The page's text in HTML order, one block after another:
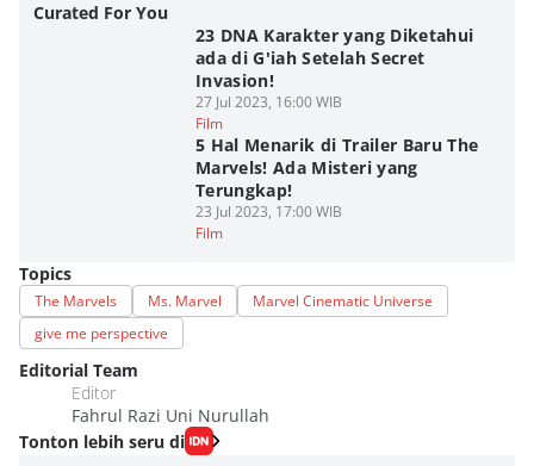
Curated For You
23 DNA Karakter yang Diketahui
ada di G'iah Setelah Secret
Invasion!
27 Jul 2023, 16:00 WIB
Film
5 Hal Menarik di Trailer Baru The
Marvels! Ada Misteri yang
Terungkap!
23 Jul 2023, 17:00 WIB
Film
Topics
The Marvels Ms. Marvel
Marvel Cinematic Universe
give me perspective
Editorial Team
Editor
Fahrul Razi Uni Nurullah
Tonton lebih seru di